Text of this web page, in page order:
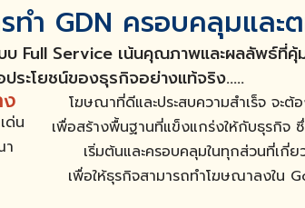
ทำ GDN ครอบคลุมแล
บ Full Service เน้นคุณภาพและผลลัพธ์ที่คุ้
ประโยชน์ของธุรกิจอย่างแท้จริง…..
ด่น
า
โฆษณาที่ดีและประสบความสำเร็จ จะ
เพื่อสร้างพื้นฐานที่แข็งแกร่งให้กับธุรกิจ
เริ่มต้นและครอบคลุมในทุกส่วนที่เ
เพื่อให้ธุรกิจสามารถทำโฆษณาลงใน